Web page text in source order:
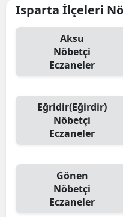
Isparta İlçeleri
Aksu
Nöbetçi
Eczaneler
Eğridir(Eğirdir)
Nöbetçi
Eczaneler
Gönen
Nöbetçi
Eczaneler